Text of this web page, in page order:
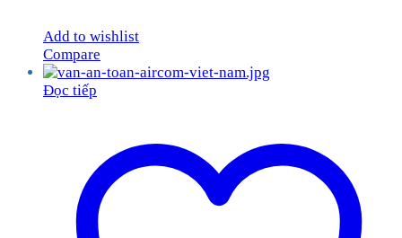
Add to wishlist
Compare
Đọc tiếp